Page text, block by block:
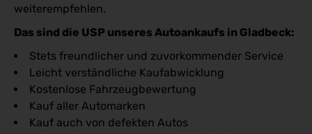
weiterempfehlen.
Das sind die USP unseres Autoankaufs in Gladbeck:
Stets freundlicher und zuvorkommender Service
Leicht verständliche Kaufabwicklung
Kostenlose Fahrzeugbewertung
Kauf aller Automarken
Kauf auch von defekten Autos